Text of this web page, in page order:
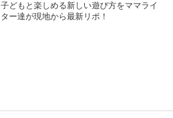
子どもと楽しめる新しい遊び方をママライ
ター達が現地から最新リポ！